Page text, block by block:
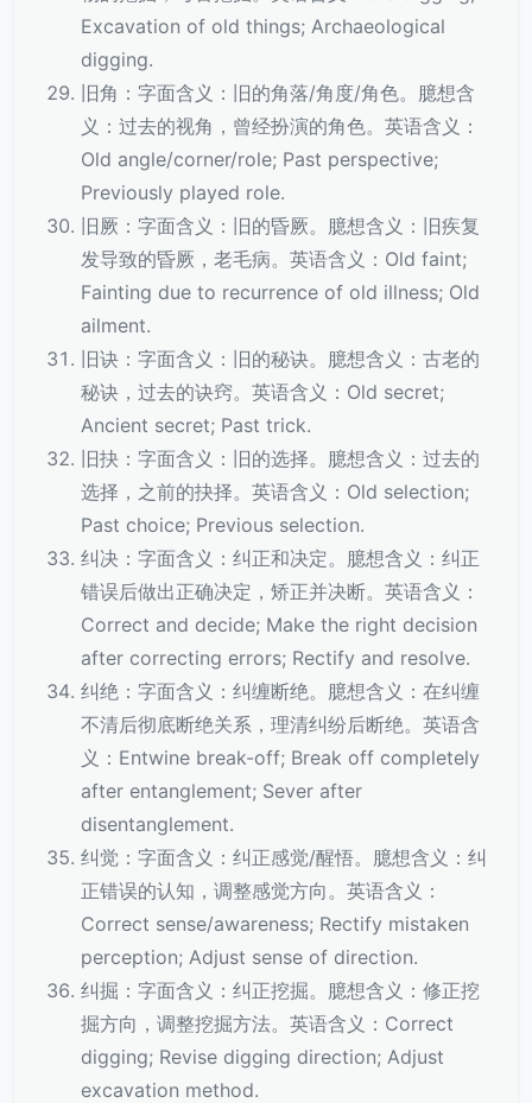
Excavation of old things; Archaeological
digging.
旧角：字面含义：旧的角落/角度/角色。臆想含
义：过去的视角，曾经扮演的角色。英语含义：
Old angle/corner/role; Past perspective;
Previously played role.
旧厥：字面含义：旧的昏厥。臆想含义：旧疾复
发导致的昏厥，老毛病。英语含义：Old faint;
Fainting due to recurrence of old illness; Old
ailment.
旧诀：字面含义：旧的秘诀。臆想含义：古老的
秘诀，过去的诀窍。英语含义：Old secret;
Ancient secret; Past trick.
旧抉：字面含义：旧的选择。臆想含义：过去的
选择，之前的抉择。英语含义：Old selection;
Past choice; Previous selection.
纠决：字面含义：纠正和决定。臆想含义：纠正
错误后做出正确决定，矫正并决断。英语含义：
Correct and decide; Make the right decision
after correcting errors; Rectify and resolve.
纠绝：字面含义：纠缠断绝。臆想含义：在纠缠
不清后彻底断绝关系，理清纠纷后断绝。英语含
义：Entwine break-off; Break off completely
after entanglement; Sever after
disentanglement.
纠觉：字面含义：纠正感觉/醒悟。臆想含义：纠
正错误的认知，调整感觉方向。英语含义：
Correct sense/awareness; Rectify mistaken
perception; Adjust sense of direction.
纠掘：字面含义：纠正挖掘。臆想含义：修正挖
掘方向，调整挖掘方法。英语含义：Correct
digging; Revise digging direction; Adjust
excavation method.